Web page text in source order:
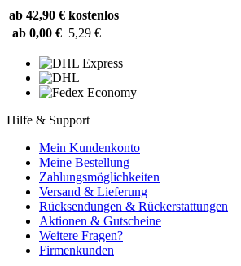
ab 42,90 € kostenlos
ab 0,00 € 5,29 €
Hilfe & Support
Mein Kundenkonto
Meine Bestellung
Zahlungsmöglichkeiten
Versand & Lieferung
Rücksendungen & Rückerstattungen
Aktionen & Gutscheine
Weitere Fragen?
Firmenkunden